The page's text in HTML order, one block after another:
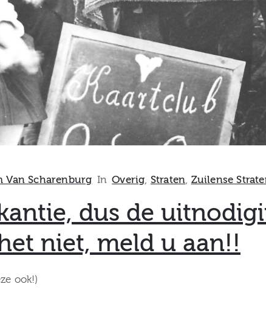
Van Scharenburg In Overig Straten Zuilense
dus de
niet, meld u aan!!
ook!)